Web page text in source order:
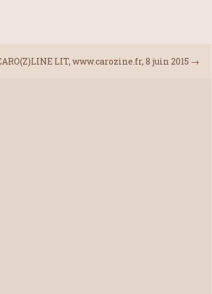
LIT, www.carozine.fr, 8 juin 2015 →